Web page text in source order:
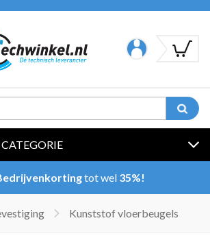
CATEGORIE
tot wel 35%!
Kunststof vloerbeugels